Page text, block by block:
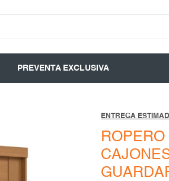
PREVENTA EXCLUSIVA
ENTREGA